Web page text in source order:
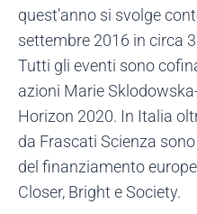
quest’anno si svolge
settembre 2016 in circa
Tutti gli eventi sono
azioni Marie
Horizon 2020. In Italia
da Frascati Scienza
del finanziamento
Closer, Bright e Society.